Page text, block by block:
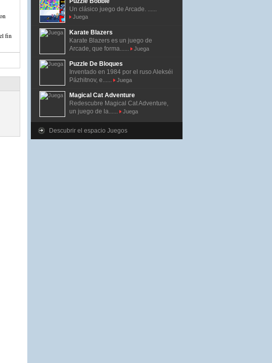
fin
Un clásico juego de Arcade. ......
Juega
Karate Blazers
Karate Blazers es un juego de
Arcade, que forma......
Juega
Puzzle De Bloques
Inventado en 1984 por el ruso Alekséi
Pázhitnov, e......
Juega
Magical Cat Adventure
Redescubre Magical Cat Adventure,
un juego de la......
Juega
Descubrir el espacio Juegos